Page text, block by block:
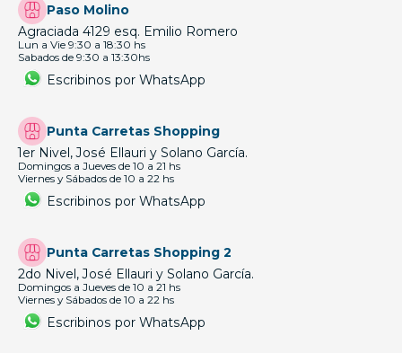
Paso Molino
Agraciada 4129 esq. Emilio Romero
Lun a Vie 9:30 a 18:30 hs
Sabados de 9:30 a 13:30hs
Escribinos por WhatsApp
Punta Carretas Shopping
1er Nivel, José Ellauri y Solano García.
Domingos a Jueves de 10 a 21 hs
Viernes y Sábados de 10 a 22 hs
Escribinos por WhatsApp
Punta Carretas Shopping 2
2do Nivel, José Ellauri y Solano García.
Domingos a Jueves de 10 a 21 hs
Viernes y Sábados de 10 a 22 hs
Escribinos por WhatsApp